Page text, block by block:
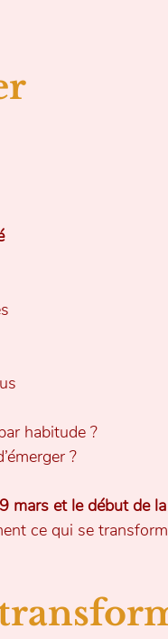
habitude ?
?
mars et le début de
ce qui se